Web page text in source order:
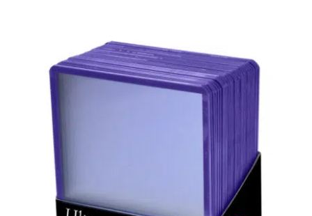
Ennakot
Greidatut kortit
Irtokortit
Rip & Ship